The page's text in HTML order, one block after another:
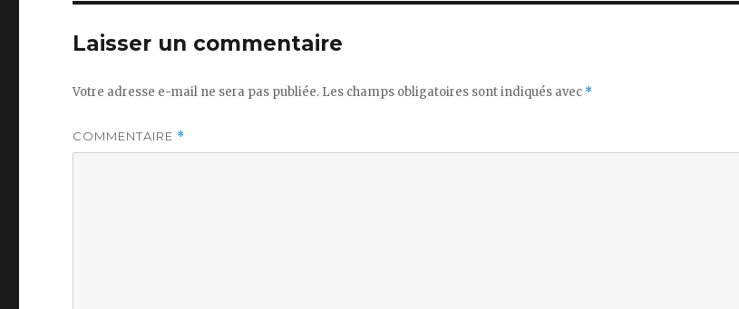
Laisser un commentaire
Votre adresse e-mail ne sera pas publiée. Les champs obligatoires sont indiqués avec *
COMMENTAIRE *